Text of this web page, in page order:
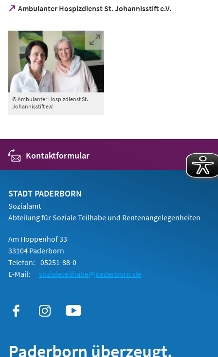
Ambulanter Hospizdienst St. Johannisstift e.V.
(Öffnet
neuen
Tab)
© Ambulanter Hospizdienst St.
Johannisstift e.V.
Kontaktformular
STADT PADERBORN
Sozialamt
Abteilung für Soziale Teilhabe und Rentenangelegenheiten
Am Hoppenhof 33
33104 Paderborn
Telefon: 05251-88-0
E-Mail:
sozialeteilhabe@paderborn.de
Paderborn überzeugt.